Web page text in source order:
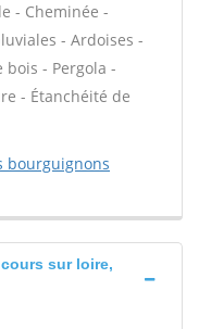
- Cheminée -
- Ardoises -
- Pergola -
- Étanchéité de
bourguignons
sur loire,